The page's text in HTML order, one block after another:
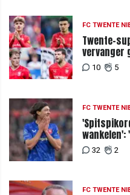
FC TWENTE
Twente-
vervanger
DAC 04
10 5
FC TWENTE
wankelen':
signaal"
32 2
FC TWENTE